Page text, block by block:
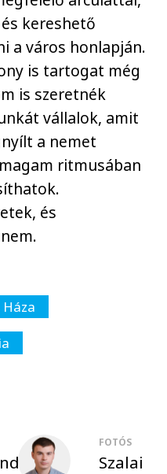
kereshető
a város honlapján.
is tartogat még
is szeretnék
vállalok, amit
a nemet
ritmusában
és
FOTÓS
Szalai